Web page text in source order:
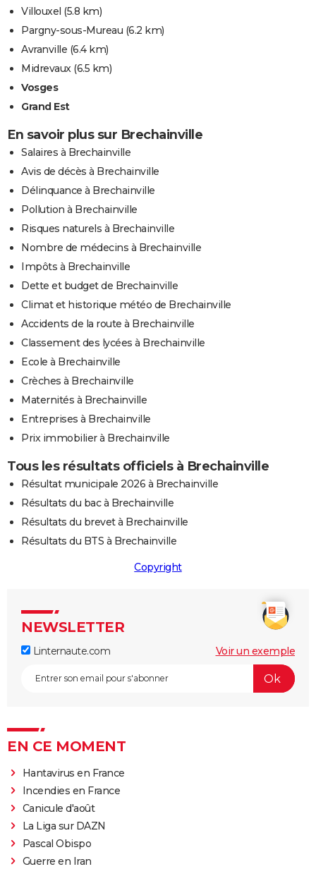
Villouxel (5.8 km)
Pargny-sous-Mureau (6.2 km)
Avranville (6.4 km)
Midrevaux(6.5 km)
Vosges
Grand Est
En savoir plus sur Brechainville
Salaires à Brechainville
Avis de décès à Brechainville
Délinquance à Brechainville
Pollution à Brechainville
Risques naturels à Brechainville
Nombre de médecins à Brechainville
Impôts à Brechainville
Dette et budget de Brechainville
Climat et historique météo de Brechainville
Accidents de la route à Brechainville
Classement des lycées à Brechainville
Ecole à Brechainville
Crèches à Brechainville
Maternités à Brechainville
Entreprises à Brechainville
Prix immobilier à Brechainville
Tous les résultats officiels à Brechainville
Résultat municipale 2026 à Brechainville
Résultats du bac à Brechainville
Résultats du brevet à Brechainville
Résultats du BTS à Brechainville
Copyright
NEWSLETTER
Linternaute.com Voir un exemple
EN CE MOMENT
Hantavirus en France
Incendies en France
Canicule d'août
La Liga sur DAZN
Pascal Obispo
Guerre en Iran